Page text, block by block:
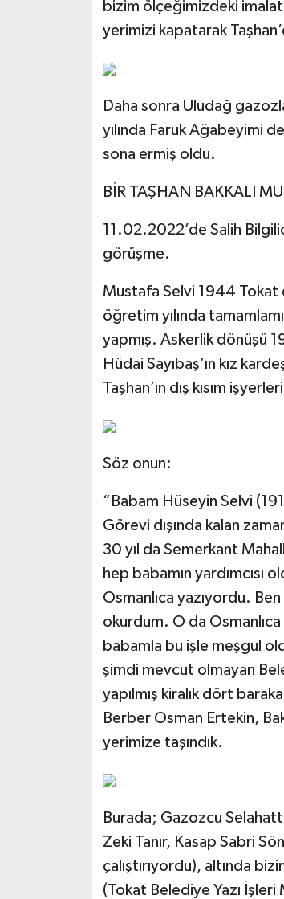
bizim ölçeğimizdeki
yerimizi kapatarak
Daha sonra Uludağ
yılında Faruk Ağabeyimi
sona ermiş oldu.
BİR TAŞHAN BAKKALI
11.02.2022’de Salih
görüşme.
Mustafa Selvi 1944 Tokat
öğretim yılında
yapmış. Askerlik dönüşü
Hüdai Sayıbaş’ın kız
Taşhan’ın dış kısım
Söz onun:
“Babam Hüseyin Selvi
Görevi dışında kalan
30 yıl da Semerkant
hep babamın
Osmanlıca yazıyordu.
okurdum. O da
babamla bu işle meşgul
şimdi mevcut olmayan
yapılmış kiralık dört
Berber Osman Ertekin,
yerimize taşındık.
Burada; Gazozcu
Zeki Tanır, Kasap Sabri
çalıştırıyordu), altında
(Tokat Belediye Yazı İşleri